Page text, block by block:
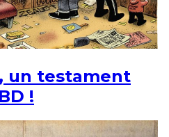
un testament
!